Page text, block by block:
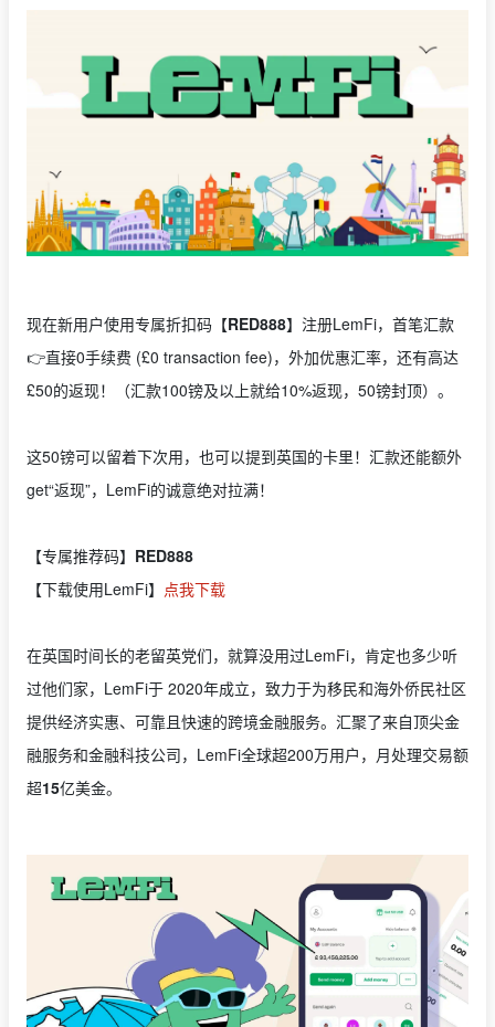
现在新用户使用专属折扣码【RED888】注册LemFi，首笔汇款
👉直接0手续费 (£0 transaction fee)，外加优惠汇率，还有高达
£50的返现！（汇款100镑及以上就给10%返现，50镑封顶）。
这50镑可以留着下次用，也可以提到英国的卡里！汇款还能额外
get“返现”，LemFi的诚意绝对拉满！
【专属推荐码】 RED888
【下载使用LemFi】 点我下载
在英国时间长的老留英党们，就算没用过LemFi，肯定也多少听
过他们家，LemFi于 2020年成立，致⼒于为移⺠和海外侨⺠社区
提供经济实惠、可靠且快速的跨境⾦融服务。汇聚了来⾃顶尖⾦
融服务和⾦融科技公司，LemFi全球超200万⽤⼾，⽉处理交易额
超15亿美⾦。